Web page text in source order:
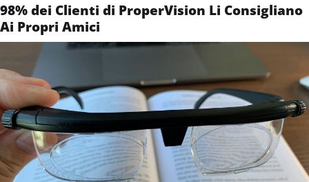
98% dei Clienti di ProperVision Li Consigliano
Ai Propri Amici